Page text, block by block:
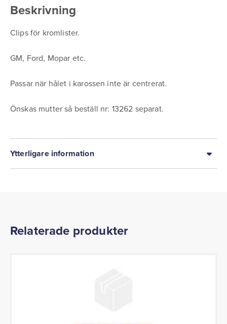
Beskrivning
Clips för kromlister.
GM, Ford, Mopar etc.
Passar när hålet i karossen inte är centrerat.
Önskas mutter så beställ nr: 13262 separat.
Ytterligare information
Relaterade produkter